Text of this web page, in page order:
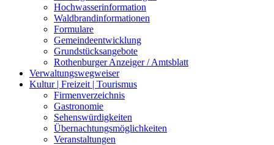
Hochwasserinformation
Waldbrandinformationen
Formulare
Gemeindeentwicklung
Grundstücksangebote
Rothenburger Anzeiger / Amtsblatt
Verwaltungswegweiser
Kultur | Freizeit | Tourismus
Firmenverzeichnis
Gastronomie
Sehenswürdigkeiten
Übernachtungsmöglichkeiten
Veranstaltungen